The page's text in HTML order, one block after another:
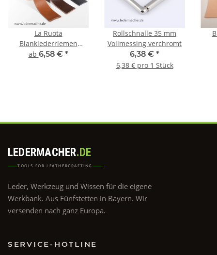
La Ruota
Blanklederriemen
gefärbt
ab 6,58 € *
Rollschnalle 35 mm
Vollmessing verchromt
6,38 € *
6,38 € pro 1 Stück
LEDERMACHER.DE
TOOLS FOR LEATHERCRAFTING
Leder, Werkzeug und Wissen für die eigene
Werkbank. Aus Fünfstetten in Bayern. Wir
versenden nach ganz Europa.
SERVICE-HOTLINE